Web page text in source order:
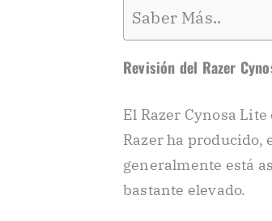
Saber Más..
Revisión del Razer
El Razer Cynosa
Razer ha producido,
generalmente está
bastante elevado.